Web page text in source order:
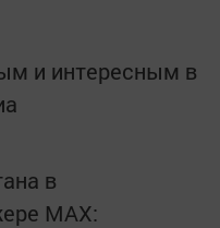
и интересным в
в
MАХ: